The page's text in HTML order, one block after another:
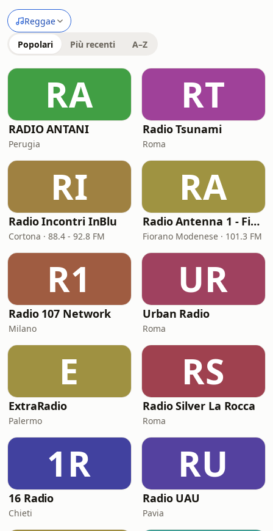
Reggae
Popolari Più recenti A–Z
RA
RADIO ANTANI
Perugia
RT
Radio Tsunami
Roma
RI
Radio Incontri InBlu
Cortona · 88.4 - 92.8 FM
RA
Radio Antenna 1 - Fiorano Modenese
Fiorano Modenese · 101.3 FM
R1
Radio 107 Network
Milano
UR
Urban Radio
Roma
E
ExtraRadio
Palermo
RS
Radio Silver La Rocca
Roma
1R
16 Radio
Chieti
RU
Radio UAU
Pavia